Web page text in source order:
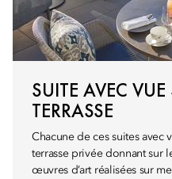
SUITE AVEC VUE
TERRASSE
Chacune de ces suites avec
terrasse privée donnant sur
œuvres d’art réalisées sur